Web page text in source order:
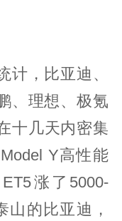
计，比亚迪、
、理想、极氪
十几天内密集
Y高性能
涨了5000-
山的比亚迪，